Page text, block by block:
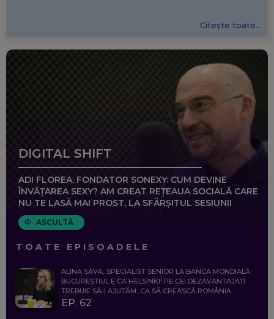
Citește toate...
DIGITAL SHIFT
ADI FLOREA, FONDATOR SONEXY: CUM DEVINE
ÎNVĂȚAREA SEXY? AM CREAT REȚEAUA SOCIALĂ CARE
NU TE LASĂ MAI PROST, LA SFÂRȘITUL SESIUNII
ASCULTĂ
TOATE EPISOADELE
ALINA SAVA, SPECIALIST SENIOR LA BANCA MONDIALĂ:
BUCUREȘTIUL E CA HELSINKI! PE CEI DEZAVANTAJAȚI
TREBUIE SĂ-I AJUTĂM, CA SĂ CREASCĂ ROMÂNIA
EP. 62